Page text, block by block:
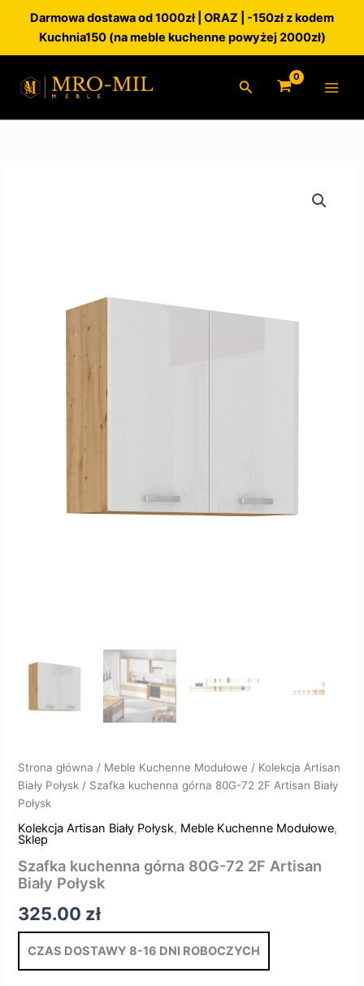
Darmowa dostawa od 1000zł | ORAZ | -150zł z kodem
Kuchnia150 (na meble kuchenne powyżej 2000zł)
Szukaj
Strona główna / Meble Kuchenne Modułowe / Kolekcja Artisan
Biały Połysk / Szafka kuchenna górna 80G-72 2F Artisan Biały
Połysk
Kolekcja Artisan Biały Połysk, Meble Kuchenne Modułowe,
Sklep
Szafka kuchenna górna 80G-72 2F Artisan
Biały Połysk
325.00 zł
CZAS DOSTAWY 8-16 DNI ROBOCZYCH